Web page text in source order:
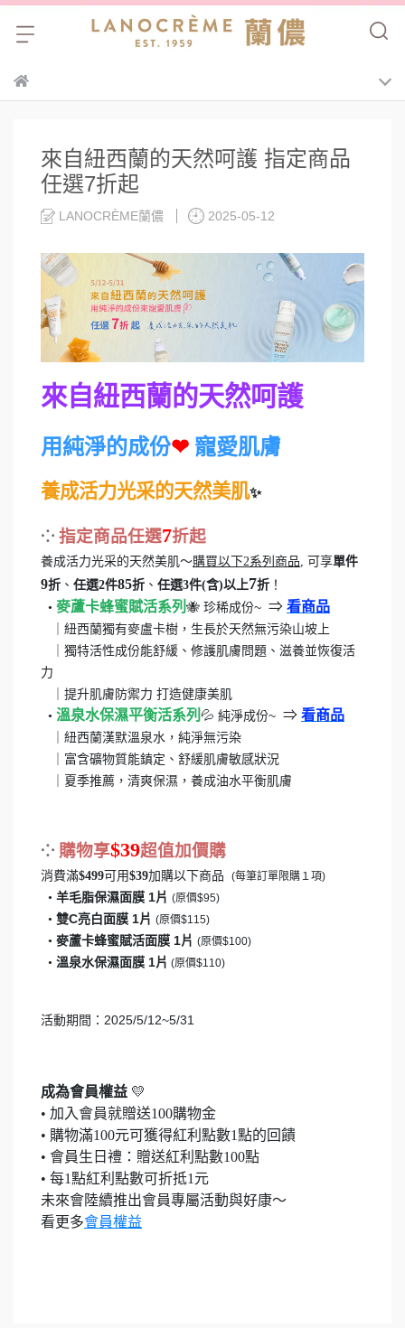
來自紐西蘭的天然呵護 指定商品
任選7折起
LANOCRÈME蘭儂 2025-05-12
來自紐西蘭的天然呵護
用純淨的成份❤ 寵愛肌膚
養成活力光采的天然美肌✨
⁘ 指定商品任選7折起
養成活力光采的天然美肌～購買以下2系列商品, 可享單件
9折 、 任選2件85折 、 任選3件(含)以上7折 ！
• 麥蘆卡蜂蜜賦活系列 🐝 珍稀成份~ ⇒ 看商品
｜紐西蘭獨有麥盧卡樹，生長於天然無污染山坡上
｜獨特活性成份能舒緩、修護肌膚問題、滋養並恢復活
力
｜提升肌膚防禦力 打造健康美肌
• 溫泉水保濕平衡活系列 💦 純淨成份~ ⇒ 看商品
｜紐西蘭漢默溫泉水，純淨無污染
｜富含礦物質能鎮定、舒緩肌膚敏感狀況
｜夏季推薦，清爽保濕，養成油水平衡肌膚
⁘ 購物享$39超值加價購
消費滿$499可用$39加購以下商品 (每筆訂單限購１項)
• 羊毛脂保濕面膜 1片 (原價$95)
• 雙C亮白面膜 1片 (原價$115)
• 麥蘆卡蜂蜜賦活面膜 1片 (原價$100)
• 溫泉水保濕面膜 1片 (原價$110)
活動期間 ： 2025/5/12~5/31
成為會員權益 💛
• 加入會員就贈送100購物金
• 購物滿100元可獲得紅利點數1點的回饋
• 會員生日禮：贈送紅利點數100點
• 每1點紅利點數可折抵1元
未來會陸續推出會員專屬活動與好康～
看更多會員權益